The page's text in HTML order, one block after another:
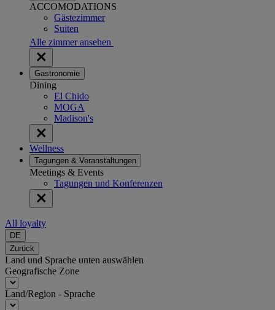
ACCOMODATIONS
Gästezimmer
Suiten
Alle zimmer ansehen
Gastronomie
Dining
El Chido
MOGA
Madison's
Wellness
Tagungen & Veranstaltungen
Meetings & Events
Tagungen und Konferenzen
All loyalty
DE
Zurück
Land und Sprache unten auswählen
Geografische Zone
Land/Region - Sprache